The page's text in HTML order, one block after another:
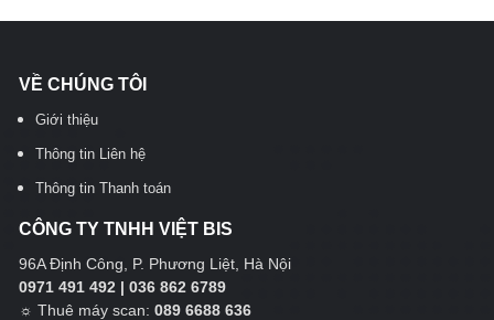
VỀ CHÚNG TÔI
Giới thiệu
Thông tin Liên hệ
Thông tin Thanh toán
CÔNG TY TNHH VIỆT BIS
96A Định Công, P. Phương Liệt, Hà Nội
0971 491 492 | 036 862 6789
☼ Thuê máy scan: 089 6688 636